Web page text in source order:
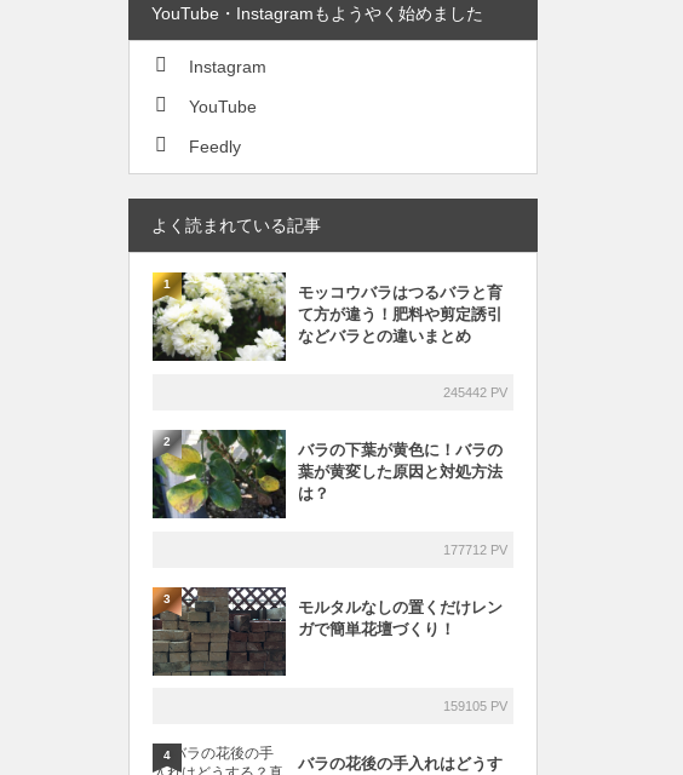
YouTube・Instagramもようやく始めました
Instagram
YouTube
Feedly
よく読まれている記事
1
モッコウバラはつるバラと育
て方が違う！肥料や剪定誘引
などバラとの違いまとめ
245442 PV
2
バラの下葉が黄色に！バラの
葉が黄変した原因と対処方法
は？
177712 PV
3
モルタルなしの置くだけレン
ガで簡単花壇づくり！
159105 PV
4
バラの花後の手入れはどうす